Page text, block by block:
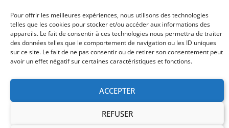
Pour offrir les meilleures expériences, nous utilisons des technologies
telles que les cookies pour stocker et/ou accéder aux informations des
appareils. Le fait de consentir à ces technologies nous permettra de traiter
des données telles que le comportement de navigation ou les ID uniques
sur ce site. Le fait de ne pas consentir ou de retirer son consentement peut
avoir un effet négatif sur certaines caractéristiques et fonctions.
ACCEPTER
REFUSER
© [current_year] TÉÂ Conseil Audit Formation | Tous droits réservés –Création de site
Internet par Emilie Briosca